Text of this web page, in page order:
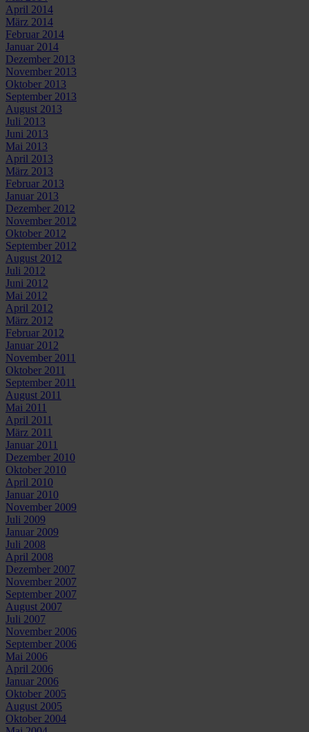
April 2014
März 2014
Februar 2014
Januar 2014
Dezember 2013
November 2013
Oktober 2013
September 2013
August 2013
Juli 2013
Juni 2013
Mai 2013
April 2013
März 2013
Februar 2013
Januar 2013
Dezember 2012
November 2012
Oktober 2012
September 2012
August 2012
Juli 2012
Juni 2012
Mai 2012
April 2012
März 2012
Februar 2012
Januar 2012
November 2011
Oktober 2011
September 2011
August 2011
Mai 2011
April 2011
März 2011
Januar 2011
Dezember 2010
Oktober 2010
April 2010
Januar 2010
November 2009
Juli 2009
Januar 2009
Juli 2008
April 2008
Dezember 2007
November 2007
September 2007
August 2007
Juli 2007
November 2006
September 2006
Mai 2006
April 2006
Januar 2006
Oktober 2005
August 2005
Oktober 2004